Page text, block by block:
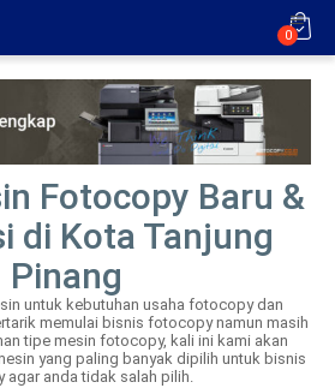
0
Fotocopy Baru &
di Kota Tanjung
Pinang
untuk kebutuhan usaha fotocopy dan
memulai bisnis fotocopy namun masih
tipe mesin fotocopy, kali ini kami akan
yang paling banyak dipilih untuk bisnis
agar anda tidak salah pilih.